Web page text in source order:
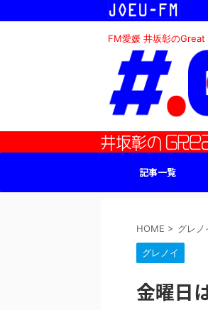
FM愛媛 井坂彰の
記事一覧
HOME > グレノ
グレノイ
金曜日